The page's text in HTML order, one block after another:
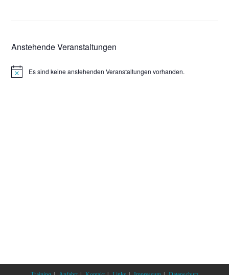
Anstehende Veranstaltungen
Es sind keine anstehenden Veranstaltungen vorhanden.